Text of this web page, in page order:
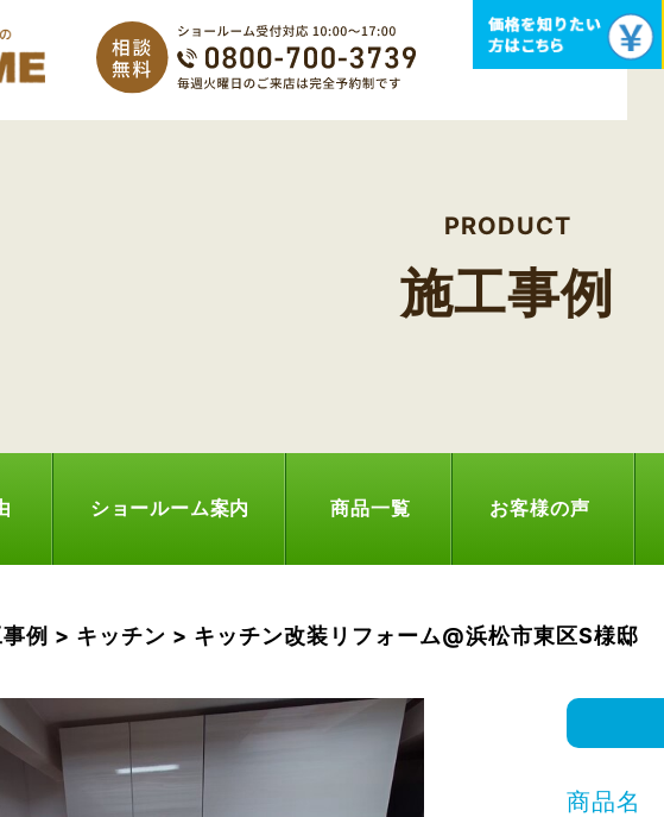
PRODUCT
施工事例
ショールーム案内 商品一覧 お客様の声
例 > キッチン > キッチン改装リフォーム@浜松市東区S様邸
商品名